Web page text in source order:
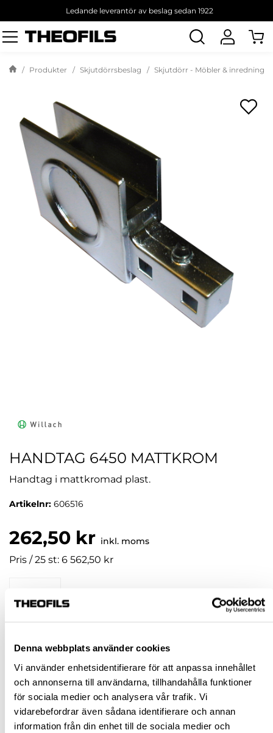
Denna webbplats använder cookies
Vi använder enhetsidentifierare för att anpassa innehållet
och annonserna till användarna, tillhandahålla funktioner
för sociala medier och analysera vår trafik. Vi
vidarebefordrar även sådana identifierare och annan
information från din enhet till de sociala medier och
Ledande leverantör av beslag sedan 1922
Sök
produkt
Produkter Skjutdörrsbeslag Skjutdörr - Möbler & inredning
HANDTAG 6450 MATTKROM
Handtag i mattkromad plast.
Artikelnr: 606516
262,50 kr inkl. moms
Pris / 25 st: 6 562,50 kr
Jönköping butik Slut i lager
Malmö butik Slut i lager
Stockholm butik